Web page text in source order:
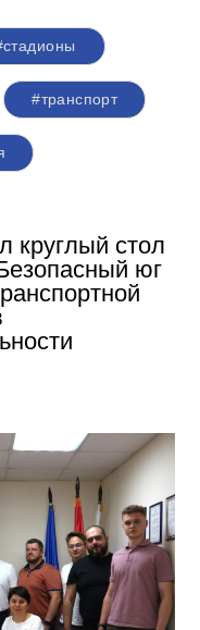
#транспорт
круглый стол
юг